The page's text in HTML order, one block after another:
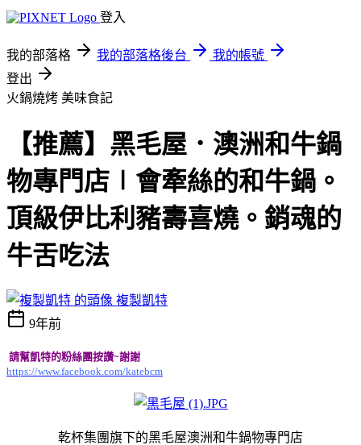
登入
我的部落格 我的部落格後台
我的帳號
登出
火鍋燒烤 美味食記
【推薦】黑毛屋．澳洲和牛鍋
物專門店∣會牽絲的和牛鍋。
頂級伊比利豬壽喜燒。銷魂的
牛舌吃法
複製凱特
9年前
請幫凱特的粉絲團按讚~謝謝
https://www.facebook.com/katebcm
乾杯集團旗下的黑毛屋澳洲和牛鍋物專門店